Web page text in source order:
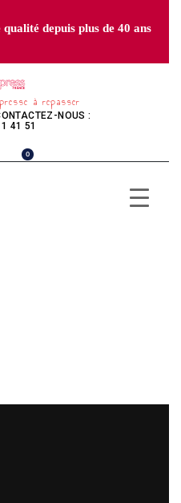
depuis plus de 40 ans
à repasser
NOUS :
41 51
0